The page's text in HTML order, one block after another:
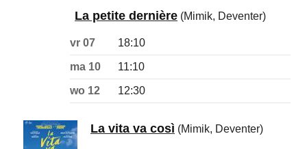
La petite dernière (Mimik, Deventer)
vr 07 18:10
ma 10 11:10
wo 12 12:30
La vita va così (Mimik, Deventer)